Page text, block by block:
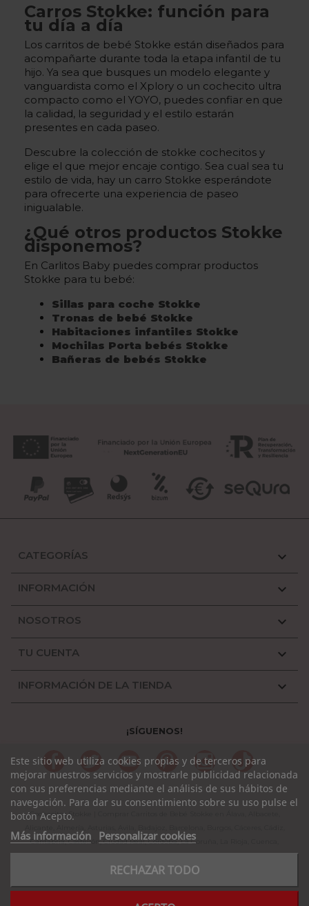
Carros Stokke: función para
tu día a día
Los carritos de bebé Stokke están diseñados para
acompañarte durante toda la etapa infantil de tu
hijo. Ya sea que busques un modelo elegante y
vanguardista como el Xplory o un cochecito ultra
compacto como el YOYO, puedes confiar en que
la calidad, la seguridad y el estilo estarán
presentes en cada paseo.
Descubre la colección de stokke cochecitos y
elige el que mejor encaje contigo. Sea cual sea tu
estilo de vida, hay un carro Stokke esperándote
para ofrecerte una experiencia de paseo
inigualable.
¿Qué otros productos Stokke
disponemos?
En Carlitos Baby puedes comprar productos
Stokke para tu bebé:
Sillas para coche Stokke
Tronas de bebé Stokke
Habitaciones infantiles Stokke
Mochilas Porta bebés Stokke
Bañeras de bebés Stokke
CATEGORÍAS 
INFORMACIÓN 
NOSOTROS 
TU CUENTA 
INFORMACIÓN DE LA TIENDA 
¡SÍGUENOS!
FacebookTwitterYouTubePinterestInstagramTikTok
Este sitio web utiliza cookies propias y de terceros para
mejorar nuestros servicios y mostrarle publicidad relacionada
con sus preferencias mediante el análisis de sus hábitos de
navegación. Para dar su consentimiento sobre su uso pulse el
botón Acepto.
Más información Personalizar cookies
RECHAZAR TODO
Cochecitos Stokke | Comprar Carritos de Bebé Stokke en Álava, Albacete,
Cantabria, Castellón, Ciudad Real, Córdoba, La Coruña, La Rioja, Cuenca,
Girona, Granada, Guadalajara, Guipuzcoa, Huelva, Huesca, Jaen, León, Lleida,
Lugo, Madrid, Málaga, Murcia, Navarra, Orense, Palencia, Pontevedra, Rioja,